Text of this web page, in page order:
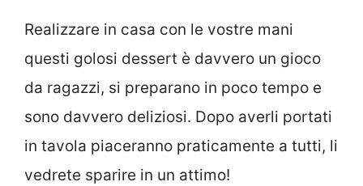
Realizzare in casa con le vostre mani
questi golosi dessert è davvero un gioco
da ragazzi, si preparano in poco tempo e
sono davvero deliziosi. Dopo averli portati
in tavola piaceranno praticamente a tutti, li
vedrete sparire in un attimo!